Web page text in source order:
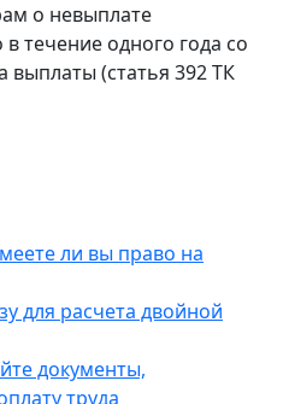
о невыплате
течение одного года со
выплаты (статья 392 ТК
ли вы право на
для расчета двойной
документы,
труда